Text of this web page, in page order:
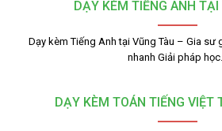
DẠY KÈM TIẾNG ANH TẠI
Dạy kèm Tiếng Anh tại Vũng Tàu – Gia sư
nhanh Giải pháp
DẠY KÈM TOÁN TIẾNG VIỆT